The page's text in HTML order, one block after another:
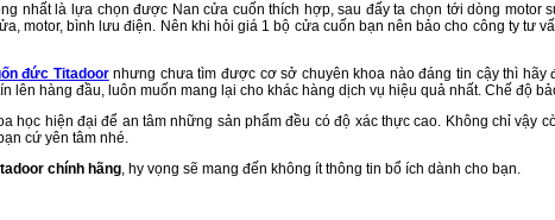
nhất là lựa chọn được Nan cửa cuốn thích hợp, sau đấy ta chọn tới dòng motor
motor, bình lưu điện. Nên khi hỏi giá 1 bộ cửa cuốn bạn nên bảo cho công ty tư
đức Titadoornhưng chưa tìm được cơ sở chuyên khoa nào đáng tin cậy thì hãy
lên hàng đầu, luôn muốn mang lại cho khác hàng dịch vụ hiệu quả nhất. Chế độ
học hiện đại để an tâm những sản phẩm đều có độ xác thực cao. Không chỉ vậy
cứ yên tâm nhé.
chính hãng , hy vọng sẽ mang đến không ít thông tin bổ ích dành cho bạn.